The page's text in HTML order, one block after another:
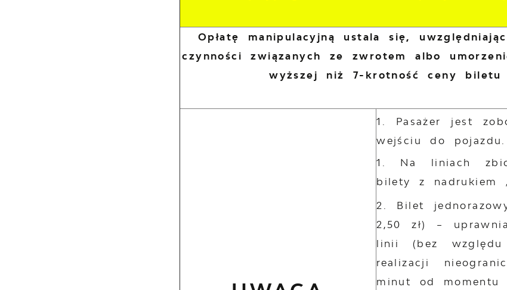
Opłatę manipulacyjną ustala się,
czynności związanych ze zwrotem albo
wyższej niż 7-krotność ceny biletu
Pasażer jest
wejściu do pojazdu.
Na liniach
bilety z nadrukiem
Bilet
2,50 zł) –
linii (bez
realizacji
minut od momentu